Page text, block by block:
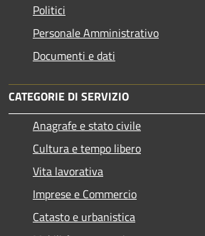
Politici
Personale Amministrativo
Documenti e dati
CATEGORIE DI SERVIZIO
Anagrafe e stato civile
Cultura e tempo libero
Vita lavorativa
Imprese e Commercio
Catasto e urbanistica